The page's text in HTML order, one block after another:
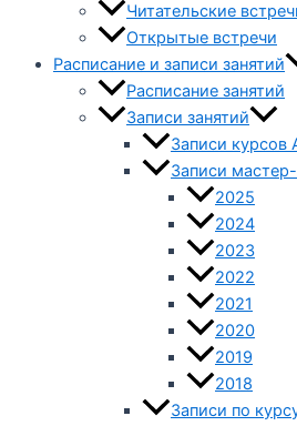
Читательские
Открытые встречи
Расписание и записи занятий
Расписание занятий
Записи занятий
Записи курсов
Записи
2025
2024
2023
2022
2021
2020
2019
2018
Записи по